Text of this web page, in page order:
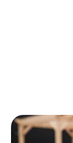
Uw project,
prijs,